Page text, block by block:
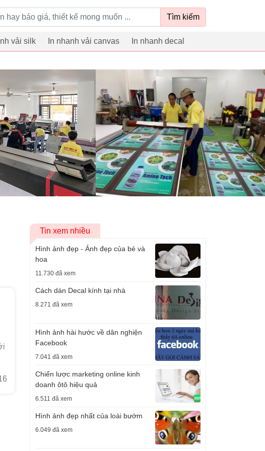
Tìm kiếm
vải silk In nhanh vải canvas In nhanh decal
Tin xem nhiều
Hình ảnh đẹp - Ảnh đẹp của bé và
hoa
11.730 đã xem
Cách dán Decal kính tại nhà
8.271 đã xem
Hình ảnh hài hước về dân nghiện
Facebook
7.041 đã xem
Chiến lược marketing online kinh
doanh ôtô hiệu quả
6.511 đã xem
Hình ảnh đẹp nhất của loài bướm
6.049 đã xem